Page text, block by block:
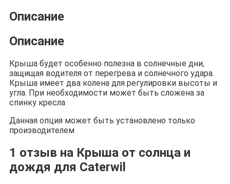
Описание
Описание
Крыша будет особенно полезна в солнечные дни,
защищая водителя от перегрева и солнечного удара.
Крыша имеет два колена для регулировки высоты и
угла. При необходимости может быть сложена за
спинку кресла
Данная опция может быть установлено только
производителем
1 отзыв на Крыша от солнца и
дождя для Caterwil